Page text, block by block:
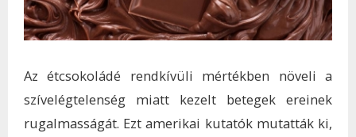
Az étcsokoládé rendkívüli mértékben növeli a
szívelégtelenség miatt kezelt betegek ereinek
rugalmasságát. Ezt amerikai kutatók mutatták ki,